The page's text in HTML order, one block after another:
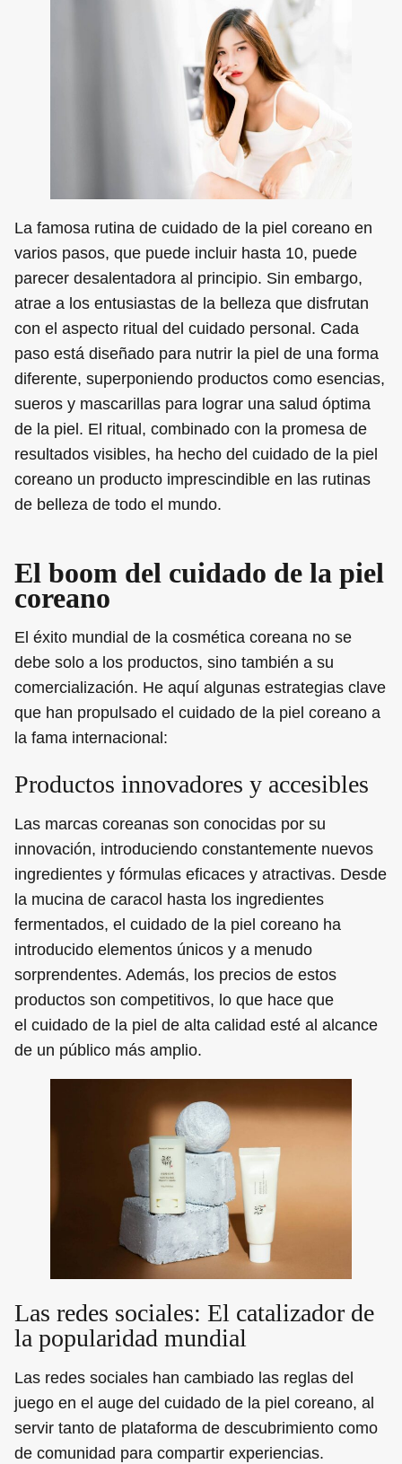
La famosa rutina de cuidado de la piel coreano en
varios pasos, que puede incluir hasta 10, puede
parecer desalentadora al principio. Sin embargo,
atrae a los entusiastas de la belleza que disfrutan
con el aspecto ritual del cuidado personal. Cada
paso está diseñado para nutrir la piel de una forma
diferente, superponiendo productos como esencias,
sueros y mascarillas para lograr una salud óptima
de la piel. El ritual, combinado con la promesa de
resultados visibles, ha hecho del cuidado de la piel
coreano un producto imprescindible en las rutinas
de belleza de todo el mundo.
El boom del cuidado de la piel
coreano
El éxito mundial de la cosmética coreana no se
debe solo a los productos, sino también a su
comercialización. He aquí algunas estrategias clave
que han propulsado el cuidado de la piel coreano a
la fama internacional:
Productos innovadores y accesibles
Las marcas coreanas son conocidas por su
innovación, introduciendo constantemente nuevos
ingredientes y fórmulas eficaces y atractivas. Desde
la mucina de caracol hasta los ingredientes
fermentados, el cuidado de la piel coreano ha
introducido elementos únicos y a menudo
sorprendentes. Además, los precios de estos
productos son competitivos, lo que hace que
el cuidado de la piel de alta calidad esté al alcance
de un público más amplio.
Las redes sociales: El catalizador de
la popularidad mundial
Las redes sociales han cambiado las reglas del
juego en el auge del cuidado de la piel coreano, al
servir tanto de plataforma de descubrimiento como
de comunidad para compartir experiencias.